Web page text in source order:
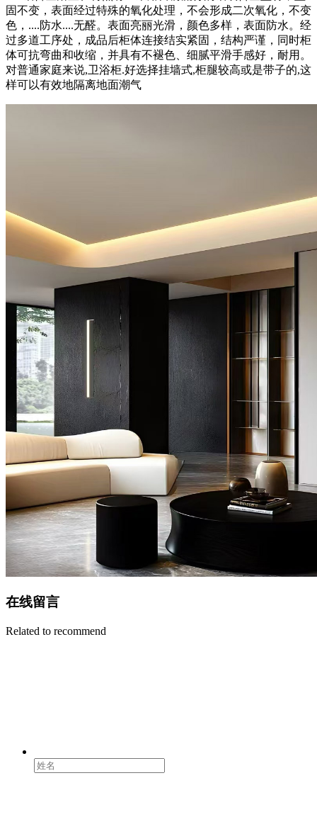
固不变，表面经过特殊的氧化处理，不会形成二次氧化，不变
色，....防水....无醛。表面亮丽光滑，颜色多样，表面防水。经
过多道工序处，成品后柜体连接结实紧固，结构严谨，同时柜
体可抗弯曲和收缩，并具有不褪色、细腻平滑手感好，耐用。
对普通家庭来说,卫浴柜.好选择挂墙式,柜腿较高或是带子的,这
样可以有效地隔离地面潮气
在线留言
Related to recommend